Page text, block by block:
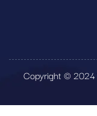
Copyright © 2024